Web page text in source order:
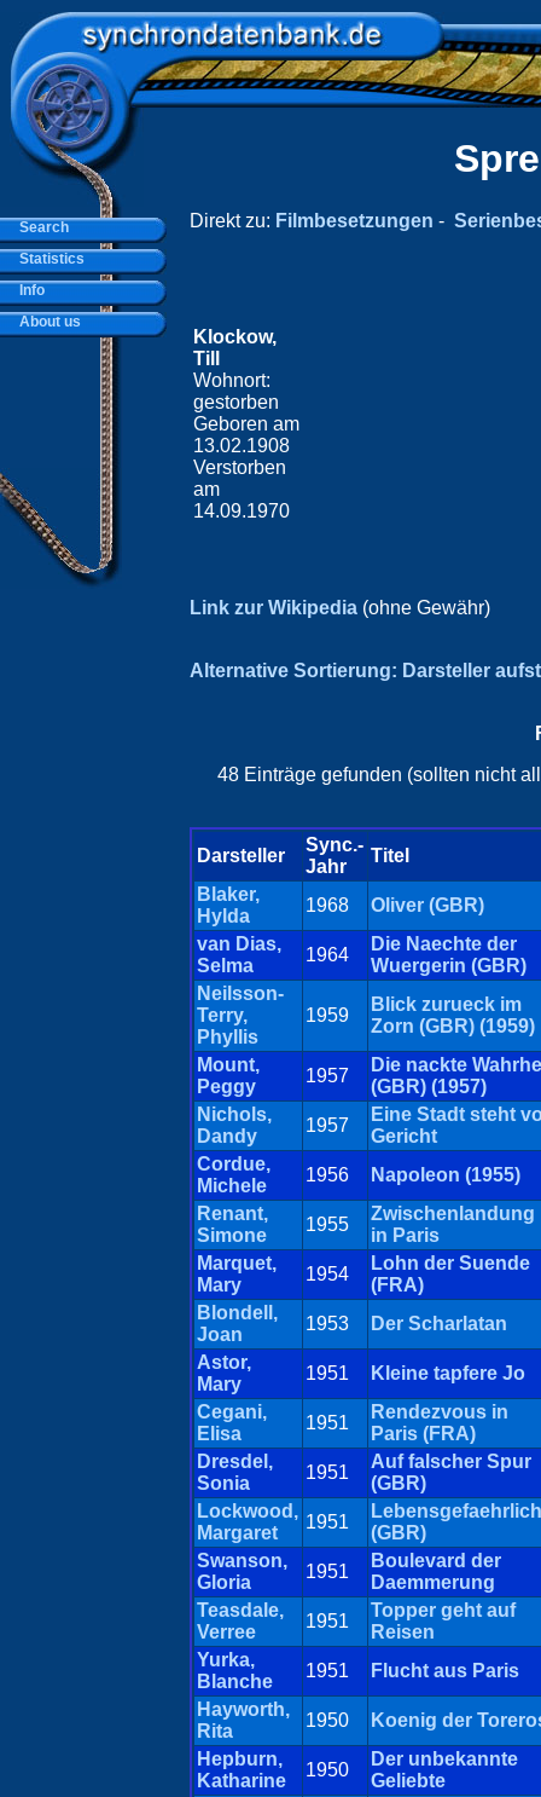
Direkt zu: Filmbesetzungen -
Klockow,
Till
Wohnort:
gestorben
Geboren am
13.02.1908
Verstorben
am
14.09.1970
Link zur Wikipedia (ohne Gewähr)
Alternative Sortierung: Darsteller
48 Einträge gefunden (sollten nicht
Darsteller
Sync.-
Jahr
Titel
Blaker,
Hylda
1968
Oliver (GBR)
van Dias,
Selma
1964
Die Naechte der
Wuergerin (GBR)
Neilsson-
Terry,
Phyllis
1959
Blick zurueck im
Zorn (GBR) (1959)
Mount,
Peggy
1957
Die nackte
(GBR) (1957)
Nichols,
Dandy
1957
Eine Stadt steht
Gericht
Cordue,
Michele
1956
Napoleon (1955)
Renant,
Simone
1955
Zwischenlandung
in Paris
Marquet,
Mary
1954
Lohn der Suende
(FRA)
Blondell,
Joan
1953
Der Scharlatan
Astor,
Mary
1951
Kleine tapfere Jo
Cegani,
Elisa
1951
Rendezvous in
Paris (FRA)
Dresdel,
Sonia
1951
Auf falscher Spur
(GBR)
Lockwood,
Margaret
1951
Lebensgefaehrlich
(GBR)
Swanson,
Gloria
1951
Boulevard der
Daemmerung
Teasdale,
Verree
1951
Topper geht auf
Reisen
Yurka,
Blanche
1951
Flucht aus Paris
Hayworth,
Rita
1950
Koenig der
Hepburn,
Katharine
1950
Der unbekannte
Geliebte
Search
Statistics
Info
About us